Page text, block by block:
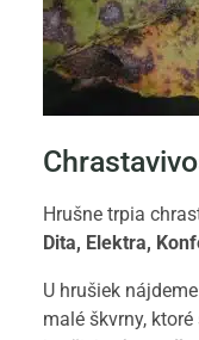
Hrušne trpia
Dita, Elektra,
U hrušiek
malé škvrny,